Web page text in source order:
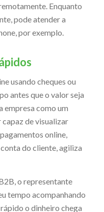
Enquanto
pode atender a
por exemplo.
usando cheques ou
antes que o valor seja
empresa como um
capaz de visualizar
online,
do cliente, agiliza
o representante
tempo acompanhando
o dinheiro chega